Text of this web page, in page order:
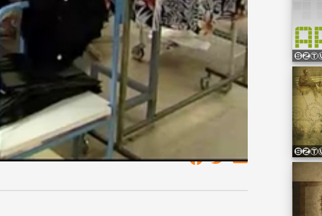
aki nem dolgozik, de a munkaerőpiacra
ebben az ágazatban található meg."
az Új Széchenyi-terv kiemelt területei között,
lesz erre a szakmacsoportra is.